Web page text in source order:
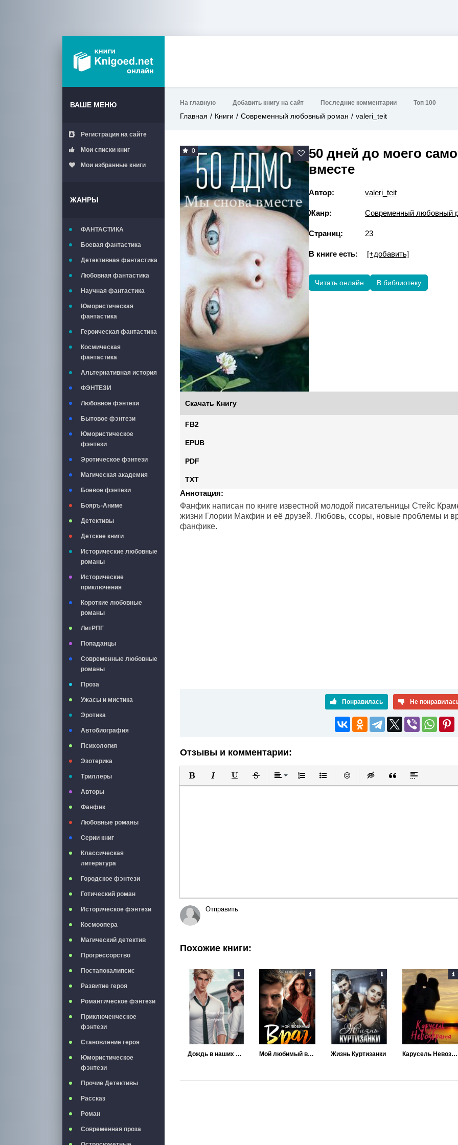
ВАШЕ МЕНЮ
Регистрация на сайте
Мои списки книг
Мои избранные книги
ЖАНРЫ
ФАНТАСТИКА
Боевая фантастика
Детективная фантастика
Любовная фантастика
Научная фантастика
Юмористическая
фантастика
Героическая фантастика
Космическая
фантастика
Альтернативная история
ФЭНТЕЗИ
Любовное фэнтези
Бытовое фэнтези
Юмористическое
фэнтези
Эротическое фэнтези
Магическая академия
Боевое фэнтези
Бояръ-Аниме
Детективы
Детские книги
Исторические любовные
романы
Исторические
приключения
Короткие любовные
романы
ЛитРПГ
Попаданцы
Современные любовные
романы
Проза
Ужасы и мистика
Эротика
Автобиография
Психология
Эзотерика
Триллеры
Авторы
Фанфик
Любовные романы
Серии книг
Классическая
литература
Городское фэнтези
Готический роман
Историческое фэнтези
Космоопера
Магический детектив
Прогрессорство
Постапокалипсис
Развитие героя
Романтическое фэнтези
Приключенческое
фэнтези
Становление героя
Юмористическое
фэнтези
Прочие Детективы
Рассказ
Роман
Современная проза
На главную Добавить книгу на сайт Последние комментарии Топ 100
Главная Книги Современный любовный роман valeri_teit
0
50 дней до моего
вместе
Автор: valeri_teit
Жанр: Современный любовный
Страниц: 23
В книге есть: [+добавить]
Читать онлайн В библиотеку
Скачать Книгу
FB2
EPUB
PDF
TXT
Аннотация:
Фанфик написан по книге известной молодой писательницы Стейс
жизни Глории Макфин и её друзей. Любовь, ссоры, новые проблемы и
фанфике.
Понравилась Не
Отзывы и комментарии:
Полужирный
КурсивПодчеркнутый
ЗачеркнутыйВыравнивание
Нумерованный список
Маркированный список
Вставить смайлик
Вставка скрытого текста
Вставка цитаты
Вставка
Отправить
Похожие книги:
Дождь в наших сердцах Мой любимый враг Жизнь Куртизанки Карусель Невозврата